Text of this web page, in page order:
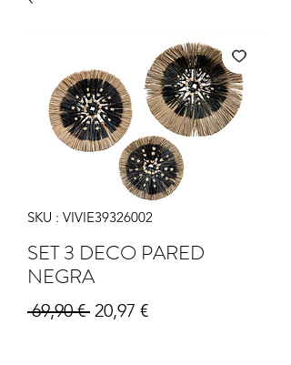
SKU : VIVIE39326002
SET 3 DECO PARED
NEGRA
69,90 € Prix original
20,97 €Prix promotionnel